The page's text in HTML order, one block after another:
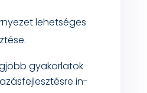
lehetséges
gyakorlatok
in-